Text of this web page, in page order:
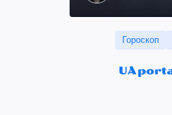
Гороскоп